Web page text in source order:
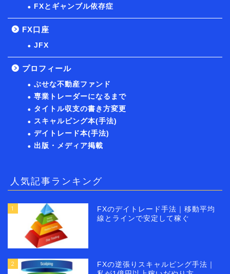
FXとギャンブル依存症
FX口座
JFX
プロフィール
ぶせな不動産ファンド
専業トレーダーになるまで
タイトル収支の書き方変更
スキャルピング本(手法)
デイトレード本(手法)
出版・メディア掲載
人気記事ランキング
1
FXのデイトレード手法｜移動平均
線とラインで安定して稼ぐ
2
FXの逆張りスキャルピング手法｜